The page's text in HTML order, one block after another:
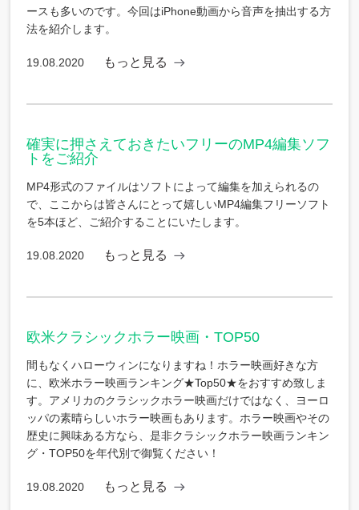
ースも多いのです。今回はiPhone動画から音声を抽出する方
法を紹介します。
19.08.2020 もっと見る
確実に押さえておきたいフリーのMP4編集ソフ
トをご紹介
MP4形式のファイルはソフトによって編集を加えられるの
で、ここからは皆さんにとって嬉しいMP4編集フリーソフト
を5本ほど、ご紹介することにいたします。
19.08.2020 もっと見る
欧米クラシックホラー映画・TOP50
間もなくハローウィンになりますね！ホラー映画好きな方
に、欧米ホラー映画ランキング★Top50★をおすすめ致しま
す。アメリカのクラシックホラー映画だけではなく、ヨーロ
ッパの素晴らしいホラー映画もあります。ホラー映画やその
歴史に興味ある方なら、是非クラシックホラー映画ランキン
グ・TOP50を年代別で御覧ください！
19.08.2020 もっと見る